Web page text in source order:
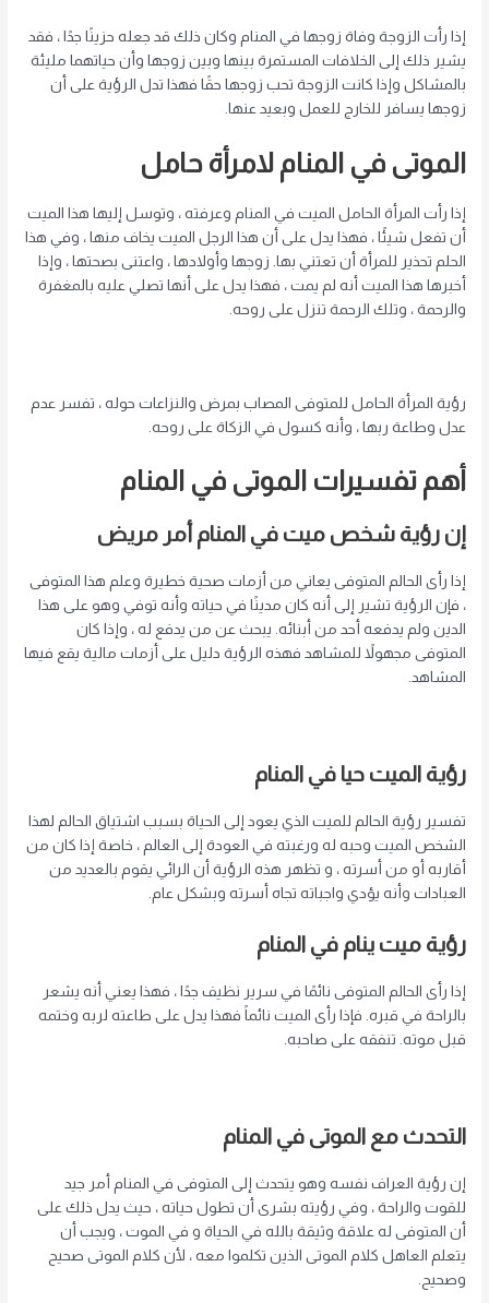
إذا رأت الزوجة وفاة زوجها في المنام وكان ذلك قد جعله حزينًا جدًا ، فقد
يشير ذلك إلى الخلافات المستمرة بينها وبين زوجها وأن حياتهما مليئة
بالمشاكل وإذا كانت الزوجة تحب زوجها حقًا فهذا تدل الرؤية على أن
زوجها يسافر للخارج للعمل وبعيد عنها.
الموتى في المنام لامرأة حامل
إذا رأت المرأة الحامل الميت في المنام وعرفته ، وتوسل إليها هذا الميت
أن تفعل شيئًا ، فهذا يدل على أن هذا الرجل الميت يخاف منها ، وفي هذا
الحلم تحذير للمرأة أن تعتني بها. زوجها وأولادها ، واعتنى بصحتها ، وإذا
أخبرها هذا الميت أنه لم يمت ، فهذا يدل على أنها تصلي عليه بالمغفرة
والرحمة ، وتلك الرحمة تنزل على روحه.
رؤية المرأة الحامل للمتوفى المصاب بمرض والنزاعات حوله ، تفسر عدم
عدل وطاعة ربها ، وأنه كسول في الزكاة على روحه.
أهم تفسيرات الموتى في المنام
إن رؤية شخص ميت في المنام أمر مريض
إذا رأى الحالم المتوفى يعاني من أزمات صحية خطيرة وعلم هذا المتوفى
، فإن الرؤية تشير إلى أنه كان مدينًا في حياته وأنه توفي وهو على هذا
الدين ولم يدفعه أحد من أبنائه. يبحث عن من يدفع له ، وإذا كان
المتوفى مجهولاً للمشاهد فهذه الرؤية دليل على أزمات مالية يقع فيها
المشاهد.
رؤية الميت حيا في المنام
تفسير رؤية الحالم للميت الذي يعود إلى الحياة بسبب اشتياق الحالم لهذا
الشخص الميت وحبه له ورغبته في العودة إلى العالم ، خاصة إذا كان من
أقاربه أو من أسرته ، و تظهر هذه الرؤية أن الرائي يقوم بالعديد من
العبادات وأنه يؤدي واجباته تجاه أسرته وبشكل عام.
رؤية ميت ينام في المنام
إذا رأى الحالم المتوفى نائمًا في سرير نظيف جدًا ، فهذا يعني أنه يشعر
بالراحة في قبره. فإذا رأى الميت نائماً فهذا يدل على طاعته لربه وختمه
قبل موته. تنفقه على صاحبه.
التحدث مع الموتى في المنام
إن رؤية العراف نفسه وهو يتحدث إلى المتوفى في المنام أمر جيد
للقوت والراحة ، وفي رؤيته بشرى أن تطول حياته ، حيث يدل ذلك على
أن المتوفى له علاقة وثيقة بالله في الحياة و في الموت ، ويجب أن
يتعلم العاهل كلام الموتى الذين تكلموا معه ، لأن كلام الموتى صحيح
وصحيح.